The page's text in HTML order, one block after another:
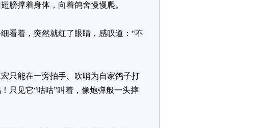
膀撑着身体，向着鸽舍慢慢爬。
看着，突然就红了眼睛，感叹道：“不
只能在一旁拍手、吹哨为自家鸽子打
只见它“咕咕”叫着，像炮弹般一头摔